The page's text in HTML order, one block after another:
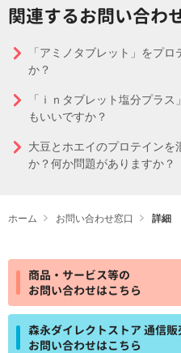
関連するお問い合わ
「アミノタブレット」をプ
か？
「ｉｎタブレット塩分プラ
もいいですか？
大豆とホエイのプロテインを
か？何か問題がありますか？
ホーム お問い合わせ窓口 詳細
商品・サービス等の
お問い合わせはこちら
森永ダイレクトストア 通信販
お問い合わせはこちら